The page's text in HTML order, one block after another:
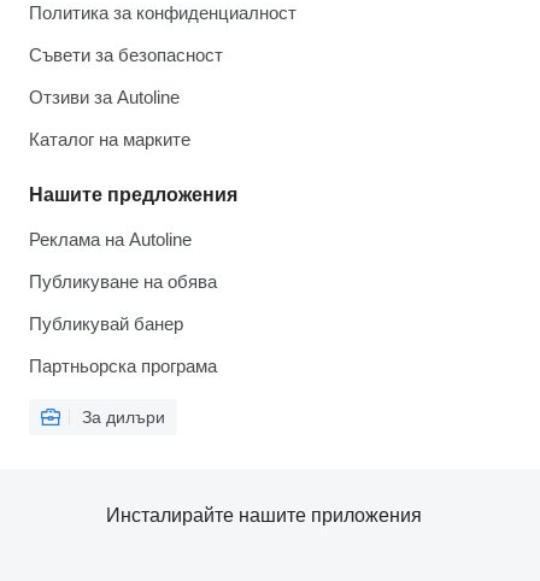
Политика за конфиденциалност
Съвети за безопасност
Отзиви за Autoline
Каталог на марките
Нашите предложения
Реклама на Autoline
Публикуване на обява
Публикувай банер
Партньорска програма
За дилъри
Инсталирайте нашите приложения